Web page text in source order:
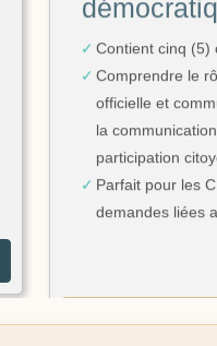
Comprendre le
officielle et
la
participation
Parfait pour les
demandes liées